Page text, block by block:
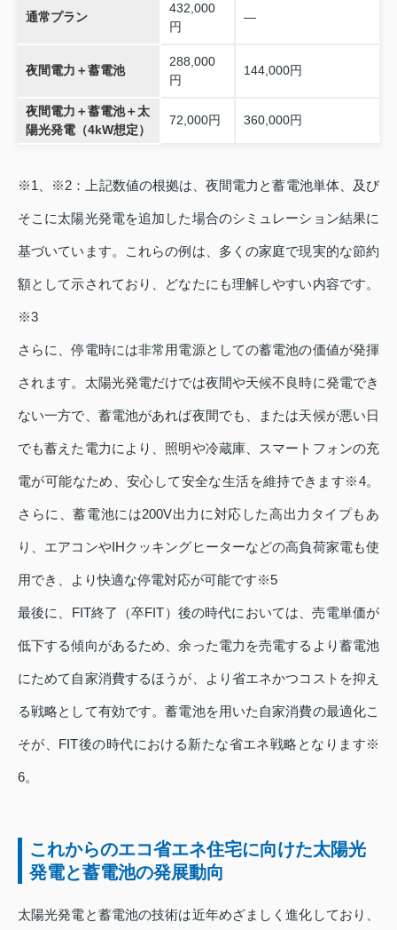
通常プラン
432,000
円
—
夜間電力＋蓄電池
288,000
円
144,000円
夜間電力＋蓄電池＋太
陽光発電（4kW想定）
72,000円 360,000円
※1、※2：上記数値の根拠は、夜間電力と蓄電池単体、及び
そこに太陽光発電を追加した場合のシミュレーション結果に
基づいています。これらの例は、多くの家庭で現実的な節約
額として示されており、どなたにも理解しやすい内容です。
※3
さらに、停電時には非常用電源としての蓄電池の価値が発揮
されます。太陽光発電だけでは夜間や天候不良時に発電でき
ない一方で、蓄電池があれば夜間でも、または天候が悪い日
でも蓄えた電力により、照明や冷蔵庫、スマートフォンの充
電が可能なため、安心して安全な生活を維持できます※4。
さらに、蓄電池には200V出力に対応した高出力タイプもあ
り、エアコンやIHクッキングヒーターなどの高負荷家電も使
用でき、より快適な停電対応が可能です※5
最後に、FIT終了（卒FIT）後の時代においては、売電単価が
低下する傾向があるため、余った電力を売電するより蓄電池
にためて自家消費するほうが、より省エネかつコストを抑え
る戦略として有効です。蓄電池を用いた自家消費の最適化こ
そが、FIT後の時代における新たな省エネ戦略となります※
6。
これからのエコ省エネ住宅に向けた太陽光
発電と蓄電池の発展動向
太陽光発電と蓄電池の技術は近年めざましく進化しており、